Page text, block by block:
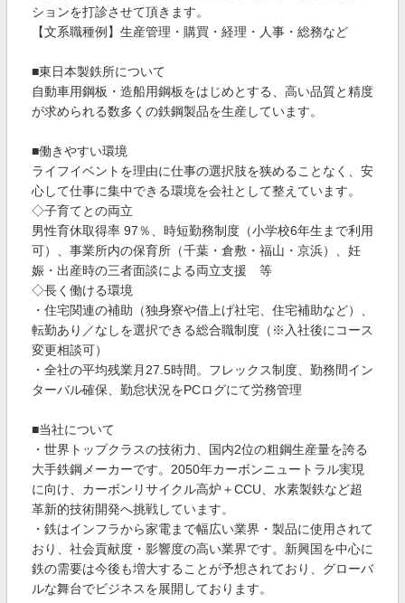
ションを打診させて頂きます。
【文系職種例】生産管理・購買・経理・人事・総務など
■東日本製鉄所について
自動車用鋼板・造船用鋼板をはじめとする、高い品質と精度
が求められる数多くの鉄鋼製品を生産しています。
■働きやすい環境
ライフイベントを理由に仕事の選択肢を狭めることなく、安
心して仕事に集中できる環境を会社として整えています。
◇子育てとの両立
男性育休取得率 97％、時短勤務制度（小学校6年生まで利用
可）、事業所内の保育所（千葉・倉敷・福山・京浜）、妊
娠・出産時の三者面談による両立支援 等
◇長く働ける環境
・住宅関連の補助（独身寮や借上げ社宅、住宅補助など）、
転勤あり／なしを選択できる総合職制度（※入社後にコース
変更相談可）
・全社の平均残業月27.5時間。フレックス制度、勤務間イン
ターバル確保、勤怠状況をPCログにて労務管理
■当社について
・世界トップクラスの技術力、国内2位の粗鋼生産量を誇る
大手鉄鋼メーカーです。2050年カーボンニュートラル実現
に向け、カーボンリサイクル高炉＋CCU、水素製鉄など超
革新的技術開発へ挑戦しています。
・鉄はインフラから家電まで幅広い業界・製品に使用されて
おり、社会貢献度・影響度の高い業界です。新興国を中心に
鉄の需要は今後も増大することが予想されており、グローバ
ルな舞台でビジネスを展開しております。